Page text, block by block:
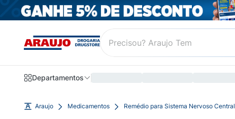
Departamentos
Araujo Medicamentos Remédio para Sistema Nervoso Central